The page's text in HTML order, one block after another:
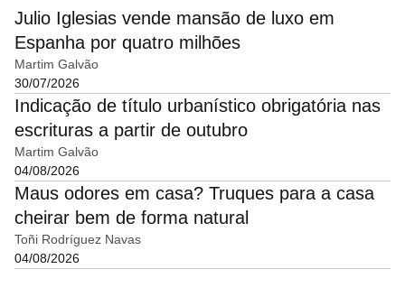
Julio Iglesias vende mansão de luxo em
Espanha por quatro milhões
Martim Galvão
30/07/2026
Indicação de título urbanístico obrigatória nas
escrituras a partir de outubro
Martim Galvão
04/08/2026
Maus odores em casa? Truques para a casa
cheirar bem de forma natural
Toñi Rodríguez Navas
04/08/2026